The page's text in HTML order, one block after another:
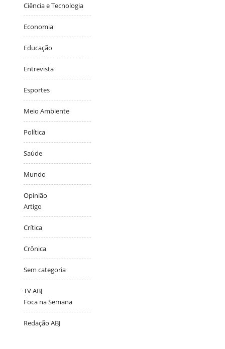
Ciência e Tecnologia
Economia
Educação
Entrevista
Esportes
Meio Ambiente
Política
Saúde
Mundo
Opinião
Artigo
Crítica
Crônica
Sem categoria
TV ABJ
Foca na Semana
Redação ABJ